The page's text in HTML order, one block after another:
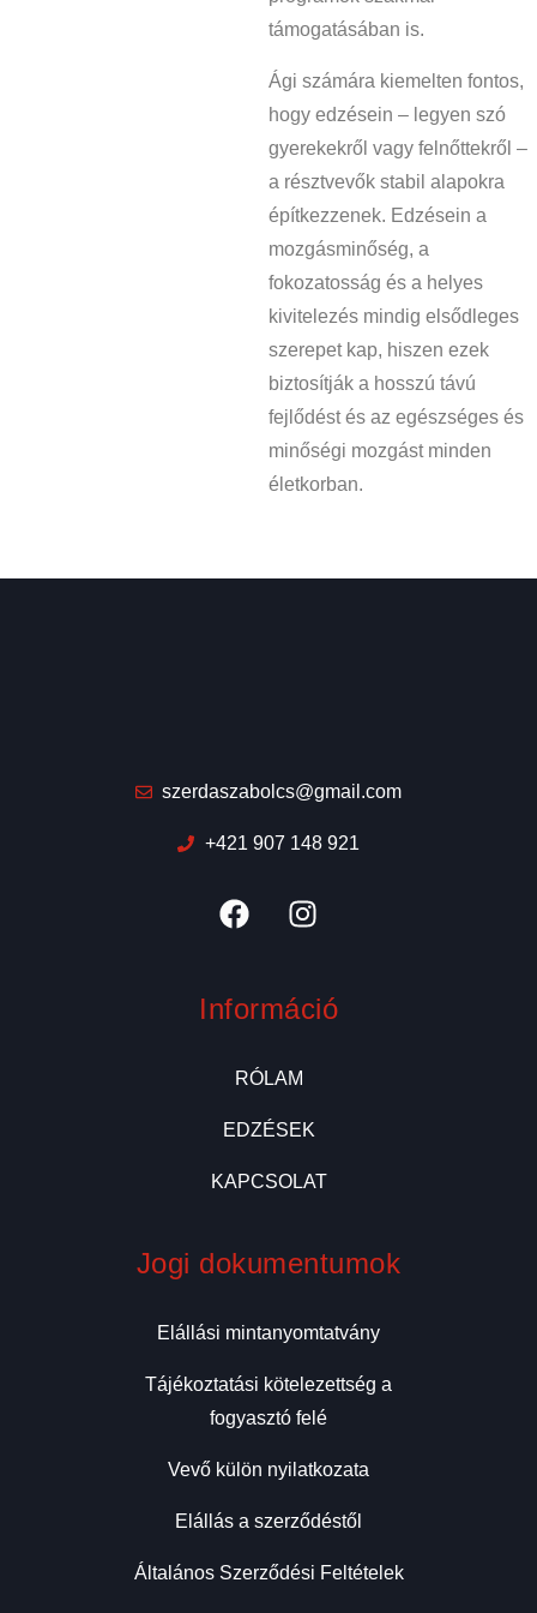
támogatásában is.
Ági számára kiemelten fontos,
hogy edzésein – legyen szó
gyerekekről vagy felnőttekről –
a résztvevők stabil alapokra
építkezzenek. Edzésein a
mozgásminőség, a
fokozatosság és a helyes
kivitelezés mindig elsődleges
szerepet kap, hiszen ezek
biztosítják a hosszú távú
fejlődést és az egészséges és
minőségi mozgást minden
életkorban.
szerdaszabolcs@gmail.com
+421 907 148 921
Információ
RÓLAM
EDZÉSEK
KAPCSOLAT
Jogi dokumentumok
Elállási mintanyomtatvány
Tájékoztatási kötelezettség a
fogyasztó felé
Vevő külön nyilatkozata
Elállás a szerződéstől
Általános Szerződési Feltételek